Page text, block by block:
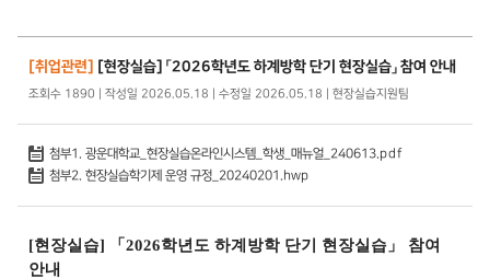
[취업관련] [현장실습] 「2026학년도 하계방학 단기 현장실습」 참여 안내
조회수 1890 | 작성일 2026.05.18 | 수정일 2026.05.18 | 현장실습지원팀
첨부1. 광운대학교_현장실습온라인시스템_학생_매뉴얼_240613.pdf
첨부2. 현장실습학기제 운영 규정_20240201.hwp
[현장실습] 「2026학년도 하계방학 단기 현장실습 」 참여
안내